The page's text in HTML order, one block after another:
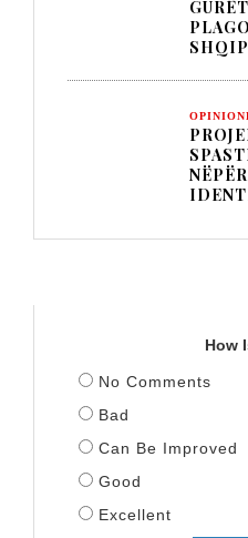
How
No Comments
Bad
Can Be Improved
Good
Excellent